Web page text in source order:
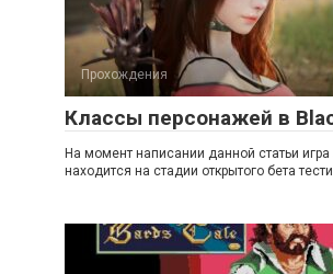
Прохождения
Классы персонажей в
На момент написании данной статьи
находится на стадии открытого бета